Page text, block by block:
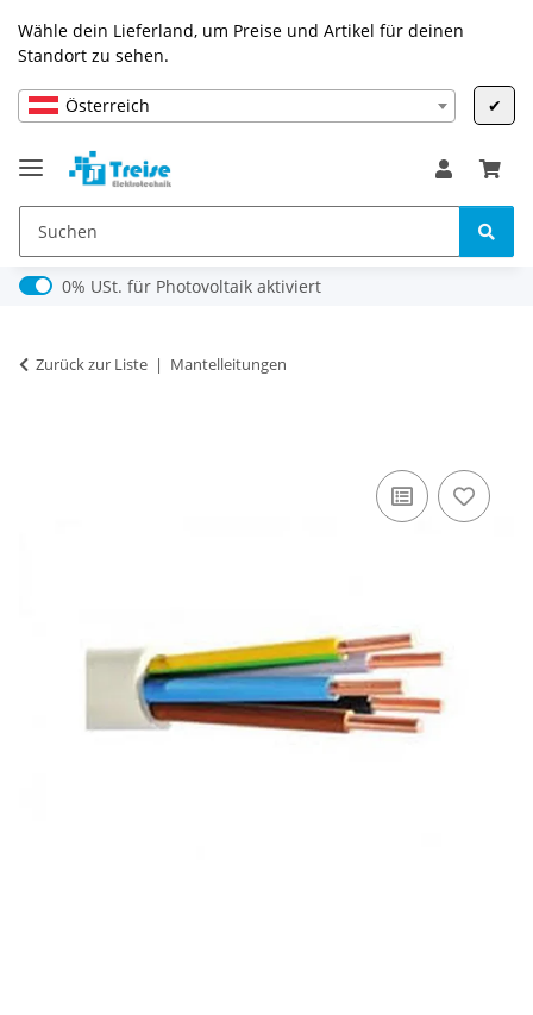
Wähle dein Lieferland, um Preise und Artikel für deinen
Standort zu sehen.
Österreich ✔
0% USt. für Photovoltaik (§ 12 Abs. 3 UStG)
0% USt. für Photovoltaik aktiviert
Zurück zur Liste Mantelleitungen